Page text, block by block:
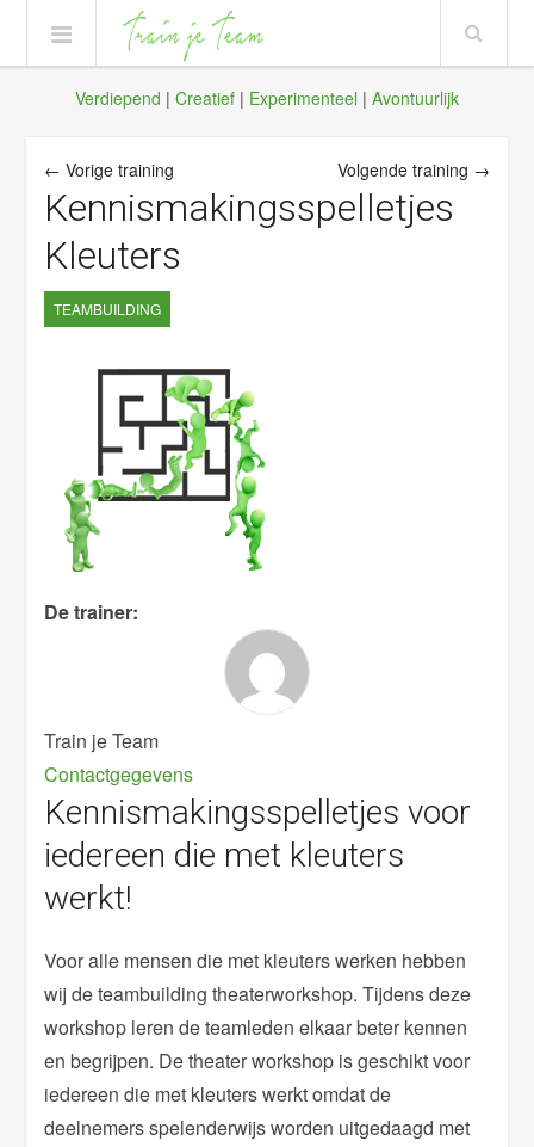
Verdiepend | Creatief | Experimenteel | Avontuurlijk
← Vorige training Volgende training →
Kennismakingsspelletjes
Kleuters
TEAMBUILDING
De trainer:
Train je Team
Contactgegevens
Kennismakingsspelletjes voor
iedereen die met kleuters
werkt!
Voor alle mensen die met kleuters werken hebben
wij de teambuilding theaterworkshop. Tijdens deze
workshop leren de teamleden elkaar beter kennen
en begrijpen. De theater workshop is geschikt voor
iedereen die met kleuters werkt omdat de
deelnemers spelenderwijs worden uitgedaagd met